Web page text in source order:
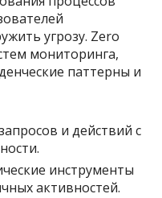
угрозу. Zero
мониторинга,
паттерны и
и действий с
инструменты
активностей.